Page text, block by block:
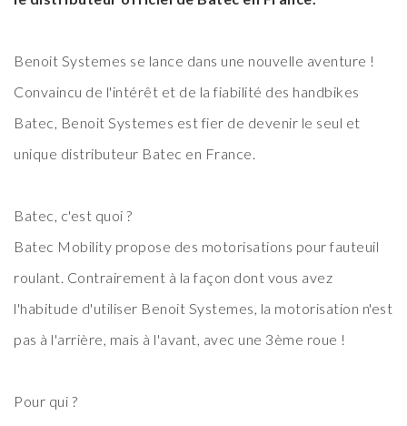
Benoit Systemes se lance dans une nouvelle aventure !
Convaincu de l'intérêt et de la fiabilité des handbikes
Batec, Benoit Systemes est fier de devenir le seul et
unique distributeur Batec en France.
Batec, c'est quoi ?
Batec Mobility propose des motorisations pour fauteuil
roulant. Contrairement à la façon dont vous avez
l'habitude d'utiliser Benoit Systemes, la motorisation n'est
pas à l'arrière, mais à l'avant, avec une 3ème roue !
Pour qui ?